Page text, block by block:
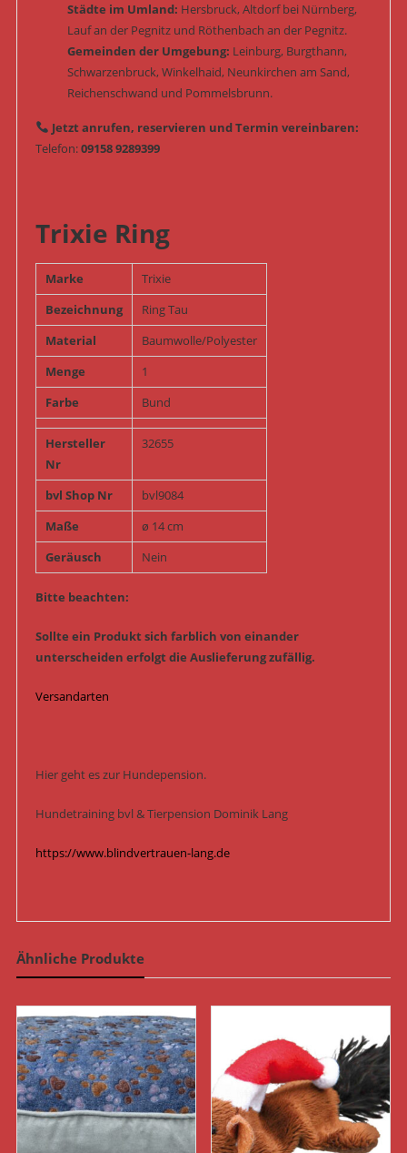
Städte im Umland: Hersbruck, Altdorf bei Nürnberg,
Lauf an der Pegnitz und Röthenbach an der Pegnitz.
Gemeinden der Umgebung: Leinburg, Burgthann,
Schwarzenbruck, Winkelhaid, Neunkirchen am Sand,
Reichenschwand und Pommelsbrunn.
Jetzt anrufen, reservieren und Termin vereinbaren:
Telefon:09158 9289399
Trixie Ring
Marke
Trixie
Bezeichnung
Ring Tau
Material
Baumwolle/Polyester
Menge
1
Farbe
Bund
Hersteller
Nr
32655
bvl Shop Nr
bvl9084
Maße
ø 14 cm
Geräusch
Nein
Bitte beachten:
Sollte ein Produkt sich farblich von einander
unterscheiden erfolgt die Auslieferung zufällig.
Versandarten
Hier geht es zur Hundepension.
Hundetraining bvl & Tierpension Dominik Lang
https://www.blindvertrauen-lang.de
Ähnliche Produkte